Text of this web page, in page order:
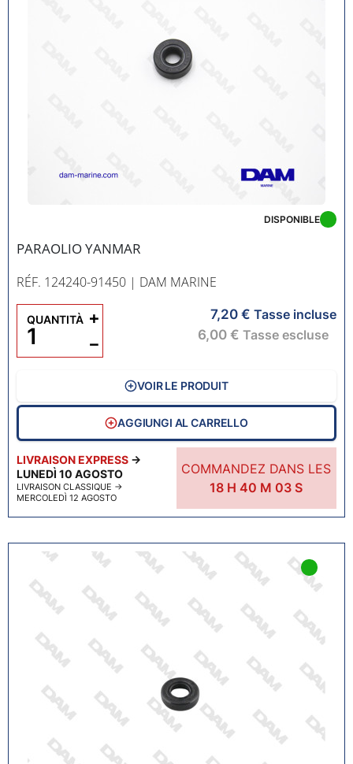
PARAOLIO YANMAR
RÉF. 124240-91450 | DAM MARINE
LIVRAISON EXPRESS →
LUNEDÌ 10 AGOSTO
LIVRAISON CLASSIQUE →
MERCOLEDÌ 12 AGOSTO
COMMANDEZ DANS LES
18 H40 M 02 S
DISPONIBLE
7,20 € Tasse incluse
6,00 € Tasse escluse
QUANTITÀ
−
+
VOIR LE PRODUIT
AGGIUNGI AL CARRELLO